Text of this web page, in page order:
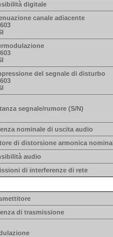
digitale
canale adiacente
del segnale di disturbo
segnale/rumore (S/N)
nominale di uscita audio
di distorsione armonica
audio
di interferenze di rete
di trasmissione